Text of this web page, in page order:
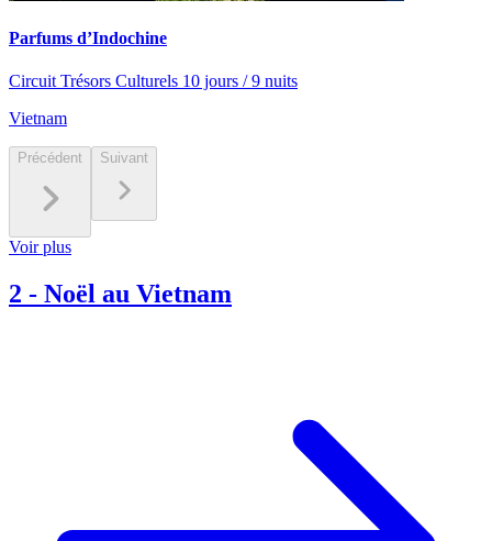
Parfums d’Indochine
Circuit Trésors Culturels 10 jours / 9 nuits
Vietnam
Précédent Suivant
Voir plus
2 - Noël au Vietnam